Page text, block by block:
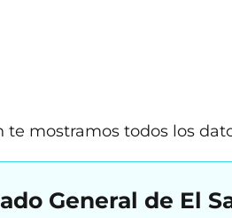
te mostramos todos los
General de El